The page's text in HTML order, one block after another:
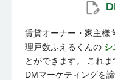
賃貸オーナー・家主様
理戸数ふえるくんの シ
とができます。 これま
DMマーケティングを